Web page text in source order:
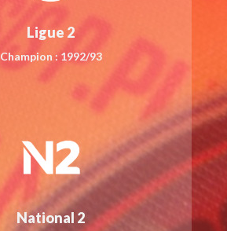
Ligue 2
Champion : 1992/93
National 2